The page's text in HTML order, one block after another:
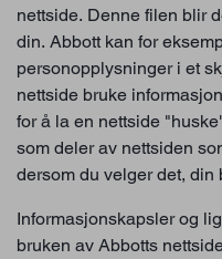
nettside. Denne filen blir
din. Abbott kan for
personopplysninger i et
nettside bruke
for å la en nettside
som deler av nettsiden
dersom du velger det, din
Informasjonskapsler og
bruken av Abbotts